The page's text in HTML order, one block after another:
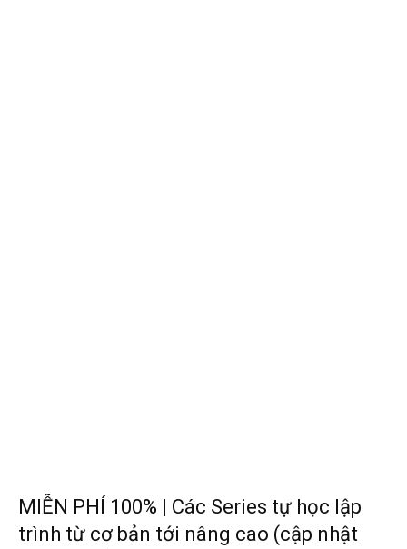
MIỄN PHÍ 100% | Các Series tự học lập
trình từ cơ bản tới nâng cao (cập nhật